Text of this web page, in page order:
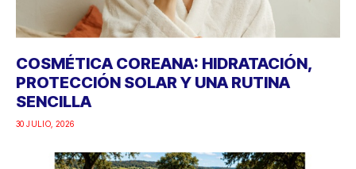
COSMÉTICA COREANA: HIDRATACIÓN,
PROTECCIÓN SOLAR Y UNA RUTINA
SENCILLA
30 JULIO, 2026